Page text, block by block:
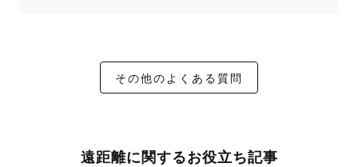
その他のよくある質問
遠距離に関するお役立ち記事